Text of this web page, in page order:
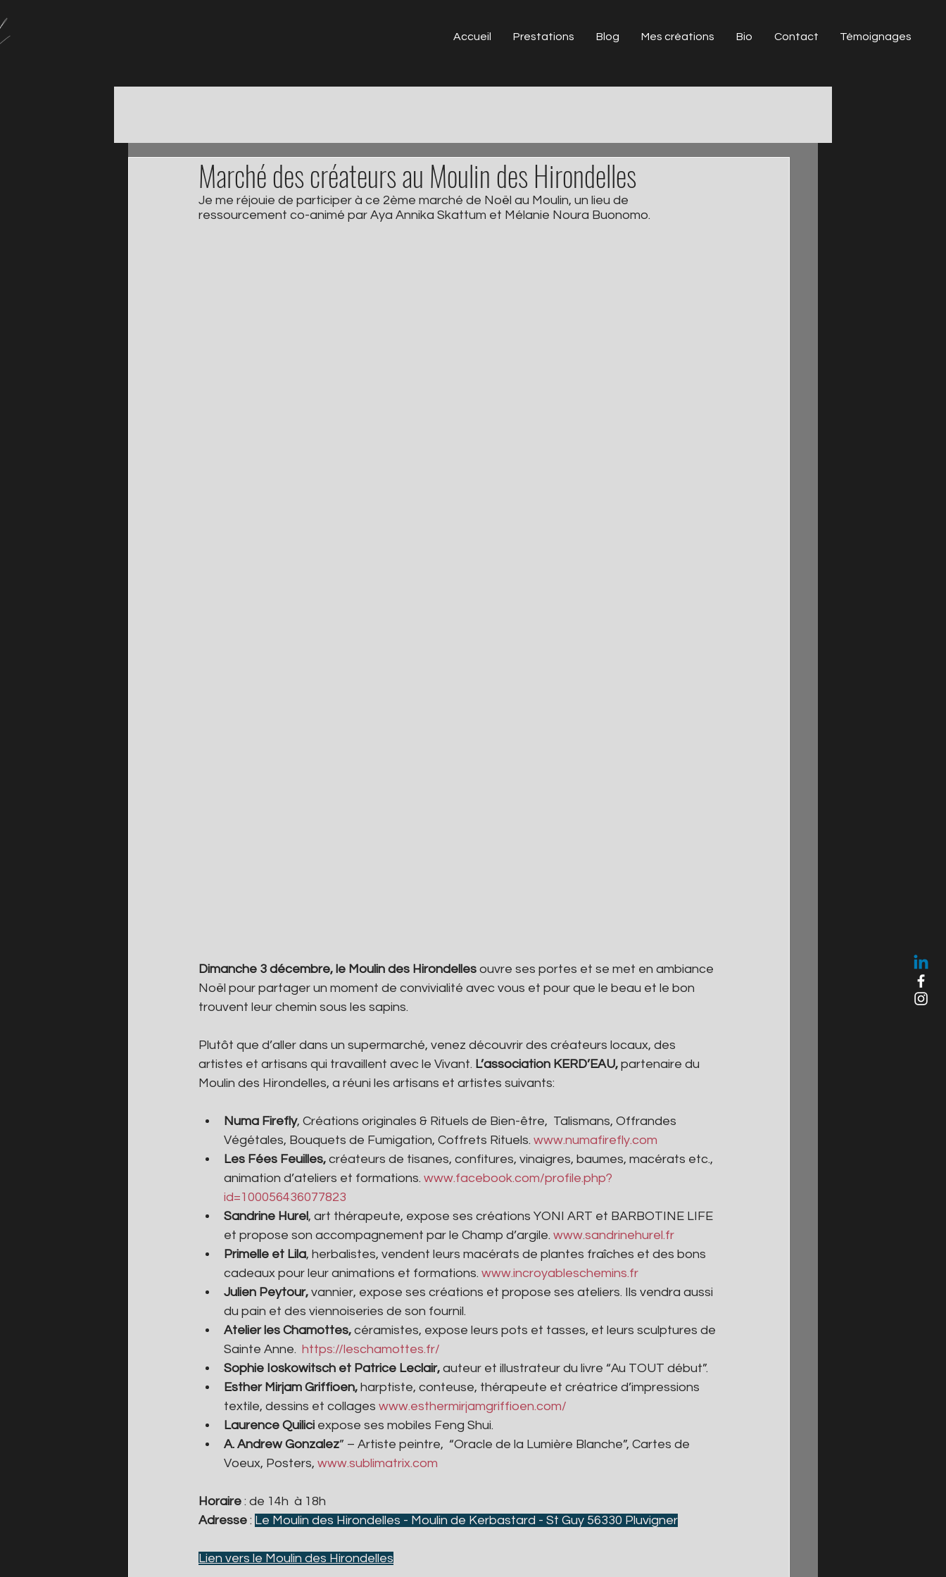
Accueil Prestations Blog Mes créations Bio Contact Témoignages
Marché des créateurs au Moulin des Hirondelles
Je me réjouie de participer à ce 2ème marché de Noël au Moulin, un lieu de
ressourcement co-animé par Aya Annika Skattum et Mélanie Noura Buonomo.
Dimanche 3 décembre, le Moulin des Hirondelles ouvre ses portes et se met en ambiance
Noël pour partager un moment de convivialité avec vous et pour que le beau et le bon
trouvent leur chemin sous les sapins.
Plutôt que d’aller dans un supermarché, venez découvrir des créateurs locaux, des
artistes et artisans qui travaillent avec le Vivant. L’association KERD’EAU, partenaire du
Moulin des Hirondelles, a réuni les artisans et artistes suivants:
Numa Firefly, Créations originales & Rituels de Bien-être,  Talismans, Offrandes
Végétales, Bouquets de Fumigation, Coffrets Rituels. www.numafirefly.com
Les Fées Feuilles, créateurs de tisanes, confitures, vinaigres, baumes, macérats etc.,
animation d’ateliers et formations. www.facebook.com/profile.php?
id=100056436077823
Sandrine Hurel, art thérapeute, expose ses créations YONI ART et BARBOTINE LIFE
et propose son accompagnement par le Champ d’argile. www.sandrinehurel.fr
Primelle et Lila, herbalistes, vendent leurs macérats de plantes fraîches et des bons
cadeaux pour leur animations et formations. www.incroyableschemins.fr
Julien Peytour, vannier, expose ses créations et propose ses ateliers. Ils vendra aussi
du pain et des viennoiseries de son fournil.
Atelier les Chamottes, céramistes, expose leurs pots et tasses, et leurs sculptures de
Sainte Anne. https://leschamottes.fr/
Sophie Ioskowitsch et Patrice Leclair, auteur et illustrateur du livre “Au TOUT début”.
Esther Mirjam Griffioen, harptiste, conteuse, thérapeute et créatrice d’impressions
textile, dessins et collages www.esthermirjamgriffioen.com/
Laurence Quilici expose ses mobiles Feng Shui.
A. Andrew Gonzalez” – Artiste peintre,  “Oracle de la Lumière Blanche”, Cartes de
Voeux, Posters, www.sublimatrix.com
Horaire : de 14h  à 18h
Adresse : Le Moulin des Hirondelles - Moulin de Kerbastard - St Guy 56330 Pluvigner
Lien vers le Moulin des Hirondelles